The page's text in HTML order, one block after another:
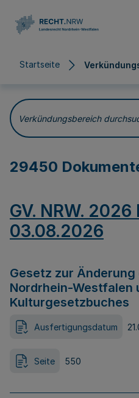
Startseite
Verkündungsbereich
29450
GV. NRW.
03.08.2026
Gesetz zur
Nordrhein-Westfalen
Kulturgesetzbuches
Ausfertigungsdatum
Seite 550